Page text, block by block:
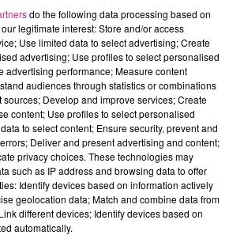
jusqu'au 31 aoûtaux
:
:de 11h à 14h et de 16 à
dimanche :de 10h30 à 14h et
pas comme les autres au Parc animalier de...
do the following data processing based on
legitimate interest: Store and/or access
Use limited data to select advertising; Create
advertising; Use profiles to select personalised
advertising performance; Measure content
audiences through statistics or combinations
sources; Develop and improve services; Create
content; Use profiles to select personalised
to select content; Ensure security, prevent and
Deliver and present advertising and content;
privacy choices. These technologies may
such as IP address and browsing data to offer
Identify devices based on information actively
geolocation data; Match and combine data from
different devices; Identify devices based on
automatically.